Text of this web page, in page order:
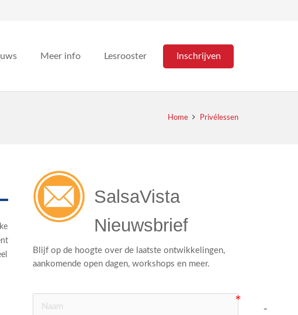
Meer info Lesrooster Inschrijven
Home Privélessen
SalsaVista
Nieuwsbrief
Blijf op de hoogte over de laatste ontwikkelingen,
aankomende open dagen, workshops en meer.